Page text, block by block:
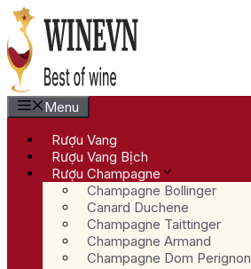
Chuyển
đến
nội
dung
Menu
Rượu Vang
Rượu Vang Bịch
Rượu Champagne
Champagne Bollinger
Canard Duchene
Champagne Taittinger
Champagne Armand
Champagne Dom Perignon